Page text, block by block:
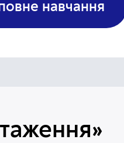
навчання